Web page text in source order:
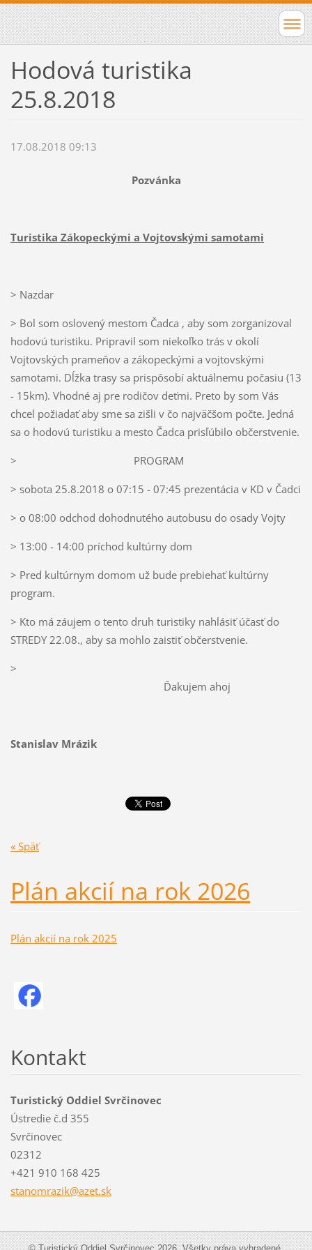
Hodová turistika
25.8.2018
17.08.2018 09:13
Pozvánka
Turistika Zákopeckými a Vojtovskými samotami
> Nazdar
> Bol som oslovený mestom Čadca , aby som zorganizoval
hodovú turistiku. Pripravil som niekoľko trás v okolí
Vojtovských prameňov a zákopeckými a vojtovskými
samotami. Dĺžka trasy sa prispôsobí aktuálnemu počasiu (13
- 15km). Vhodné aj pre rodičov deťmi. Preto by som Vás
chcel požiadať aby sme sa zišli v čo najväčšom počte. Jedná
sa o hodovú turistiku a mesto Čadca prisľúbilo občerstvenie.
> PROGRAM
> sobota 25.8.2018 o 07:15 - 07:45 prezentácia v KD v Čadci
> o 08:00 odchod dohodnutého autobusu do osady Vojty
> 13:00 - 14:00 príchod kultúrny dom
> Pred kultúrnym domom už bude prebiehať kultúrny
program.
> Kto má záujem o tento druh turistiky nahlásiť účasť do
STREDY 22.08., aby sa mohlo zaistiť občerstvenie.
>
Ďakujem ahoj
Stanislav Mrázik
« Späť
Plán akcií na rok 2026
Plán akcií na rok 2025
Kontakt
Turistický Oddiel Svrčinovec
Ústredie č.d 355
Svrčinovec
02312
+421 910 168 425
stanomrazik@azet.sk